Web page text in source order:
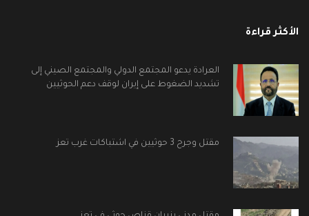
الأكثر قراءة
العرادة يدعو المجتمع الدولي والمجتمع الصيني إلى
تشديد الضغوط على إيران لوقف دعم الحوثيين
مقتل وجرح 3 حوثيين في اشتباكات غرب تعز